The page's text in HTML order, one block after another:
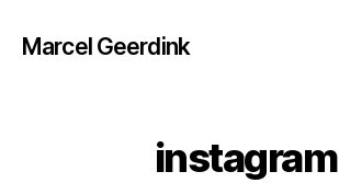
Marcel Geerdink
instagram